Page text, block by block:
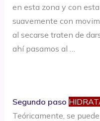
en esta zona y con
suavemente con
al secarse traten de
ahí pasamos al …
Segundo paso
Teóricamente, se